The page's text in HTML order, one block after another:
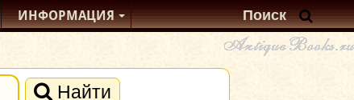
ИНФОРМАЦИЯ
Найти